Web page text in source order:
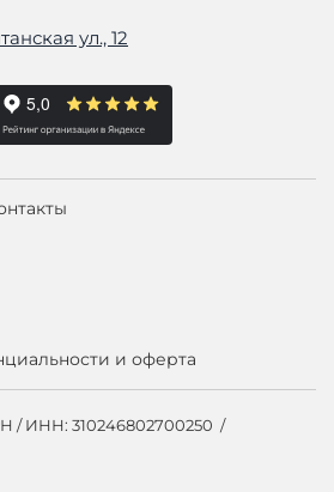
и оферта
ул., 12
/ ИНН: 310246802700250 /